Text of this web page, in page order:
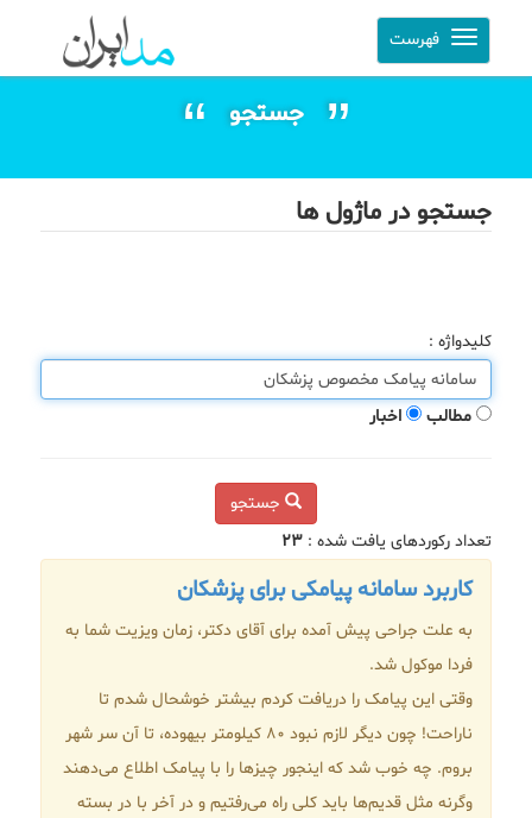
فهرست
جستجو
جستجو در ماژول ها
کلیدواژه :
مطالب اخبار
تعداد رکوردهای یافت شده :
۲۳
کاربرد سامانه پیامکی برای پزشکان
به علت جراحی پیش آمده برای آقای دکتر، زمان ویزیت شما به
فردا موکول شد.
وقتی این پیامک را دریافت کردم بیشتر خوشحال شدم تا
ناراحت! چون دیگر لازم نبود 80 کیلومتر بیهوده، تا آن سر شهر
بروم. چه خوب شد که اینجور چیزها را با پیامک اطلاع می‌دهند
وگرنه مثل قدیم‌ها باید کلی راه می‌رفتیم و در آخر با در بسته